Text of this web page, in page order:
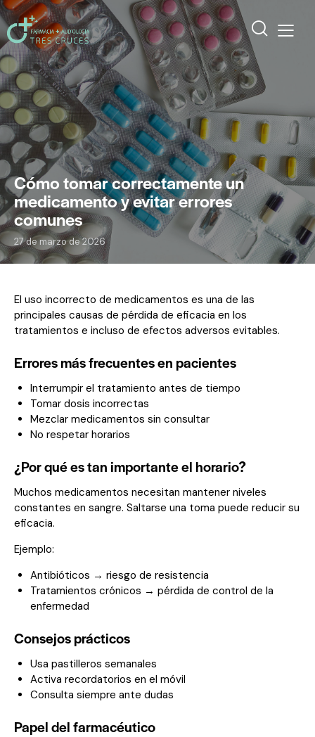
Cómo tomar correctamente un
medicamento y evitar errores
comunes
27 de marzo de 2026
El uso incorrecto de medicamentos es una de las
principales causas de pérdida de eficacia en los
tratamientos e incluso de efectos adversos evitables.
Errores más frecuentes en pacientes
Interrumpir el tratamiento antes de tiempo
Tomar dosis incorrectas
Mezclar medicamentos sin consultar
No respetar horarios
¿Por qué es tan importante el horario?
Muchos medicamentos necesitan mantener niveles
constantes en sangre. Saltarse una toma puede reducir su
eficacia.
Ejemplo:
Antibióticos → riesgo de resistencia
Tratamientos crónicos → pérdida de control de la
enfermedad
Consejos prácticos
Usa pastilleros semanales
Activa recordatorios en el móvil
Consulta siempre ante dudas
Papel del farmacéutico